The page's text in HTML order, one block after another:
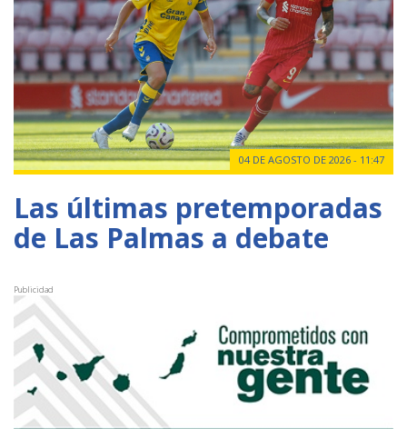
04 DE AGOSTO DE 2026 - 11:47
Las últimas pretemporadas
de Las Palmas a debate
Publicidad